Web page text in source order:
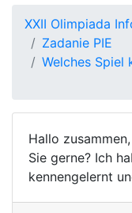
XXII Olimpiada
Zadanie PIE
Welches Spiel
Hallo
Sie gerne? Ich
kennengelernt